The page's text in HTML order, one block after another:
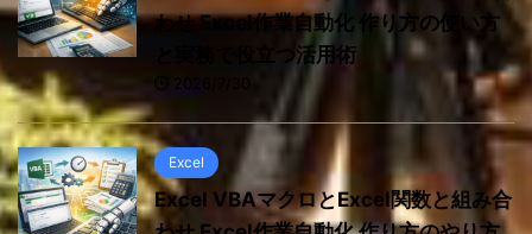
わせ Excel作業自動化 作り方の使い方
と実務で役立つ活用術
Excel
Excel VBAマクロとExcel関数と組み合